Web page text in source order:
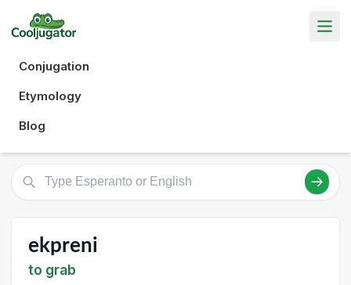
Conjugation
Etymology
Blog
ekpreni
to grab